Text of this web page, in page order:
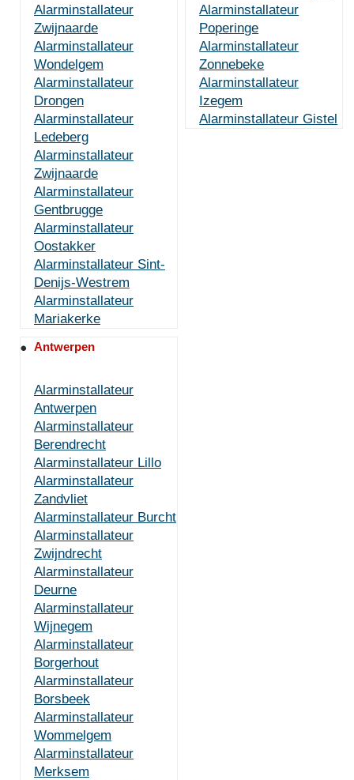
Alarminstallateur
Zwijnaarde
Alarminstallateur
Wondelgem
Alarminstallateur
Drongen
Alarminstallateur
Ledeberg
Alarminstallateur
Zwijnaarde
Alarminstallateur
Gentbrugge
Alarminstallateur
Oostakker
Alarminstallateur Sint-
Denijs-Westrem
Alarminstallateur
Mariakerke
Alarminstallateur
Poperinge
Alarminstallateur
Zonnebeke
Alarminstallateur
Izegem
Alarminstallateur Gistel
Antwerpen
Alarminstallateur
Antwerpen
Alarminstallateur
Berendrecht
Alarminstallateur Lillo
Alarminstallateur
Zandvliet
Alarminstallateur Burcht
Alarminstallateur
Zwijndrecht
Alarminstallateur
Deurne
Alarminstallateur
Wijnegem
Alarminstallateur
Borgerhout
Alarminstallateur
Borsbeek
Alarminstallateur
Wommelgem
Alarminstallateur
Merksem